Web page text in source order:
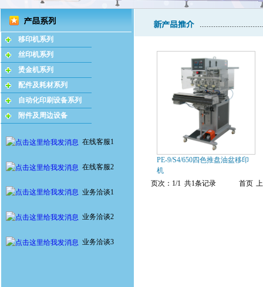
移印机系列
丝印机系列
烫金机系列
配件及耗材系列
自动化印刷设备系列
附件及周边设备
在线客服1
在线客服2
业务洽谈1
业务洽谈2
业务洽谈3
PE-9/S4/650四色推盘油盆移印
机
页次：1/1 共1条记录
首页